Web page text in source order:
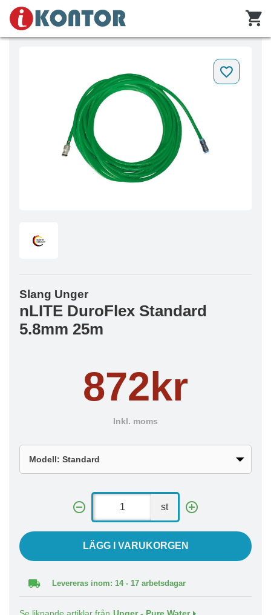
Slang Unger
nLITE DuroFlex Standard
5.8mm 25m
872kr
Inkl. moms
st
LÄGG I VARUKORGEN
Levereras inom: 14 - 17 arbetsdagar